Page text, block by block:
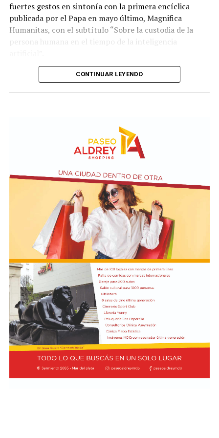
que Argentina decidió no llevar el conflicto a una
instancia diplomática mayor. El funcionario sostuvo que
existían otros caminos para preservar el vínculo entre
El desarrollo de este ejercicio militar en la costa
bonaerense marcará la continuidad de la cooperación
técnica entre las fuerzas, más allá del distanciamiento
fuertes gestos en sintonía con la primera encíclica
publicada por el Papa en mayo último, Magnifica
Humanitas, con el subtítulo “Sobre la custodia de la
persona humana en el tiempo de la inteligencia
primacía del trabajo humano por encima del capital y
los algoritmos. También critica la concentración de
datos, infraestructura y algoritmos en pocas manos y
dice que un orden justo debe proteger a los más frágiles
y evitar la brecha de exclusión.
En Magnifica Humanitas, León XIV plantea un Estado
presente, capaz de orientar la economía hacia el bien
común. Reivindica la dignidad inalienable de las
personas en situación de vulnerabilidad o exclusión y
promueve la cultura de la negociación y el diálogo
fraterno.
“El Santo Padre León XIV realizará un Viaje Apostólico
a Uruguay, Argentina y Perú del 6 al 17 de noviembre
2026, aceptando la invitación de los Jefes de Estado y de
las autoridades eclesiásticas de esos respectivos países”,
confirmó la noticia mundial el director de la Sala de
Prensa de Santa Sede, Matteo Bruni, como publicó el
CONTINUAR LEYENDO